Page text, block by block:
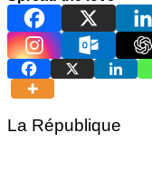
La République